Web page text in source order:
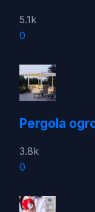
5.1k
0
Pergola
3.8k
0